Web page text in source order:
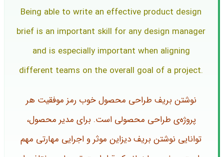
Being able to write an effective product design
brief is an important skill for any design manager
and is especially important when aligning
different teams on the overall goal of a project.
نوشتن بریف طراحی محصول خوب رمز موفقیت هر
پروژه‌ی طراحی محصولی است. برای مدیر محصول،
توانایی نوشتن بریف دیزاین موثر و اجرایی مهارتی مهم